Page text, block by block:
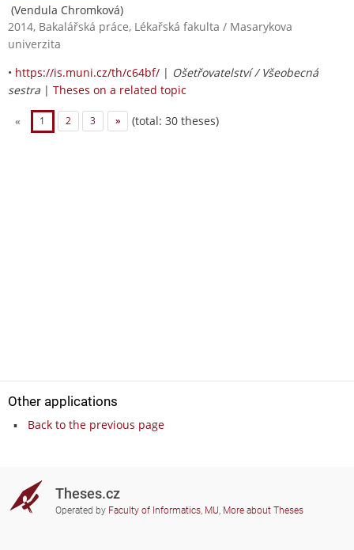
(Vendula Chromková)
2014, Bakalářská práce, Lékařská fakulta / Masarykova
univerzita
• https://is.muni.cz/th/c64bf/ | Ošetřovatelství / Všeobecná
sestra | Theses on a related topic
« 1 2 3 » (total: 30 theses)
Other applications
Back to the previous page
Theses.cz
Operated by Faculty of Informatics, MU, More about Theses